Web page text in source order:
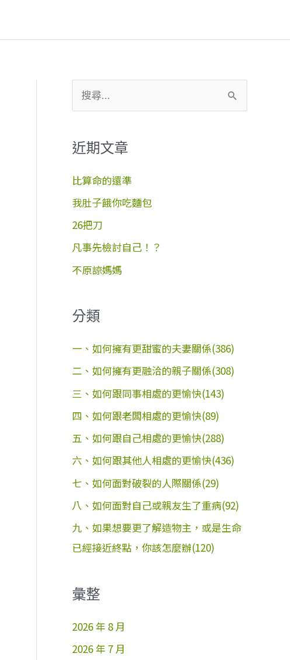
尋
鍵
字
:
近期文章
比算命的還準
我肚子餓你吃麵包
26把刀
凡事先檢討自己！？
不原諒媽媽
分類
一、如何擁有更甜蜜的夫妻關係(386)
二、如何擁有更融洽的親子關係(308)
三、如何跟同事相處的更愉快(143)
四、如何跟老闆相處的更愉快(89)
五、如何跟自己相處的更愉快(288)
六、如何跟其他人相處的更愉快(436)
七、如何面對破裂的人際關係(29)
八、如何面對自己或親友生了重病(92)
九、如果想要更了解造物主，或是生命
已經接近終點，你該怎麼辦(120)
彙整
2026 年 8 月
2026 年 7 月